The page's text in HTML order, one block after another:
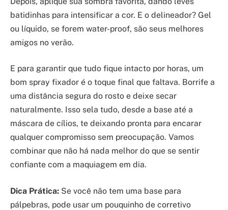
batidinhas para intensificar a cor. E o delineador? Gel
ou líquido, se forem water-proof, são seus melhores
amigos no verão.
E para garantir que tudo fique intacto por horas, um
bom spray fixador é o toque final que faltava. Borrife a
uma distância segura do rosto e deixe secar
naturalmente. Isso sela tudo, desde a base até a
máscara de cílios, te deixando pronta para encarar
qualquer compromisso sem preocupação. Vamos
combinar que não há nada melhor do que se sentir
confiante com a maquiagem em dia.
Dica Prática: Se você não tem uma base para
pálpebras, pode usar um pouquinho de corretivo